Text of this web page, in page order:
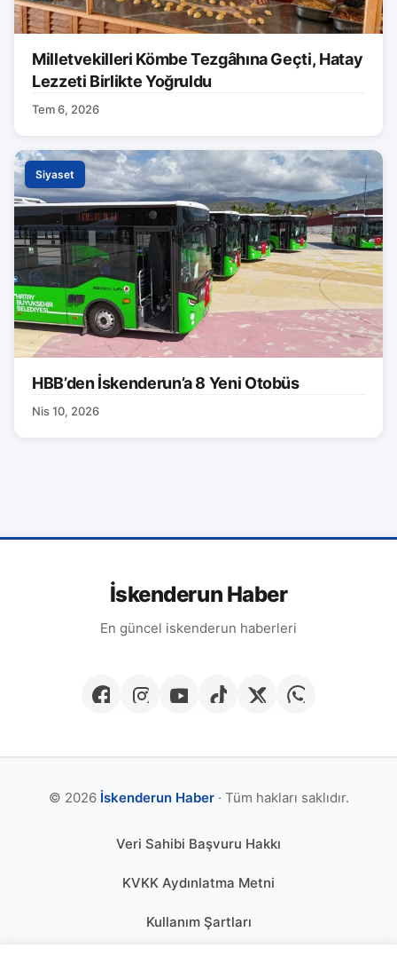
Milletvekilleri Kömbe Tezgâhına Geçti, Hatay
Lezzeti Birlikte Yoğruldu
Tem 6, 2026
Siyaset
HBB’den İskenderun’a 8 Yeni Otobüs
Nis 10, 2026
İskenderun Haber
En güncel iskenderun haberleri
© 2026 İskenderun Haber· Tüm hakları saklıdır.
Veri Sahibi Başvuru Hakkı
KVKK Aydınlatma Metni
Kullanım Şartları